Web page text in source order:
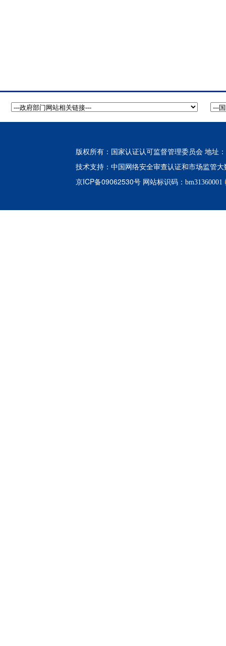
版权所有：国家认证认可监督管理委员会 地址
技术支持： 中国网络安全审查认证和市场监管
京ICP备09062530号 网站标识码：bm31360001